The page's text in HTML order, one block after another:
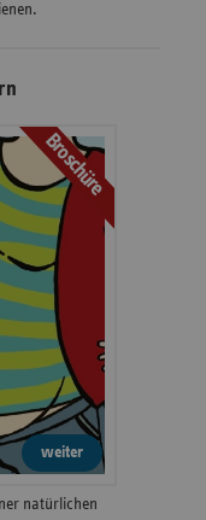
Broschüre
weiter
natürlichen